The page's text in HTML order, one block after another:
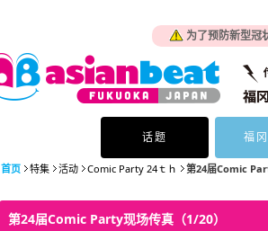
为了预防新型冠
话题 福
首页 特集 活动 Comic Party 24ｔｈ 第24届Comic
第24届Comic Party现场传真（1/20）